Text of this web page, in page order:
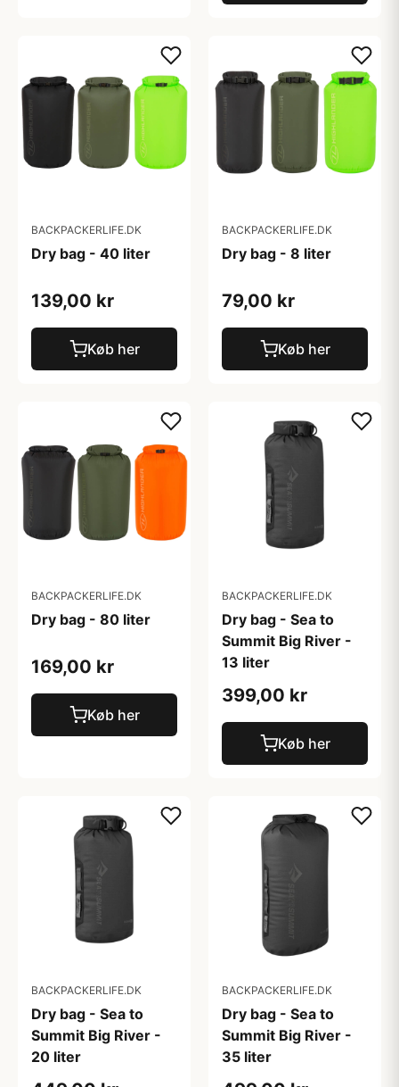
BACKPACKERLIFE.DK
Dry bag - 40 liter
139,00 kr
Køb her
BACKPACKERLIFE.DK
Dry bag - 8 liter
79,00 kr
Køb her
BACKPACKERLIFE.DK
Dry bag - 80 liter
169,00 kr
Køb her
BACKPACKERLIFE.DK
Dry bag - Sea to
Summit Big River -
13 liter
399,00 kr
Køb her
BACKPACKERLIFE.DK
Dry bag - Sea to
Summit Big River -
20 liter
BACKPACKERLIFE.DK
Dry bag - Sea to
Summit Big River -
35 liter